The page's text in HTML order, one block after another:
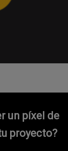
un píxel de
proyecto?